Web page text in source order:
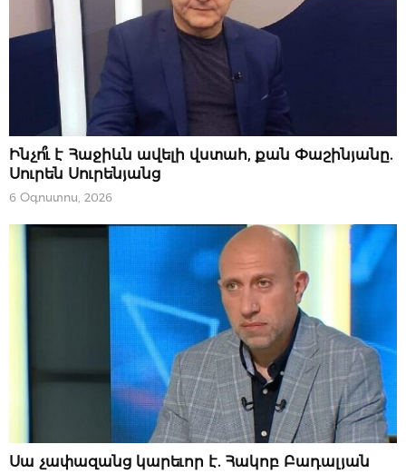
ԿԱՐԵՎՈՐԸ
Ինչո՞ւ է Հաջիևն ավելի վստահ, քան Փաշինյանը.
Սուրեն Սուրենյանց
6 Օգոստոս, 2026
ՆՈՐՈՒԹՅՈՒՆՆԵՐ
Սա չափազանց կարեւոր է. Հակոբ Բադալյան